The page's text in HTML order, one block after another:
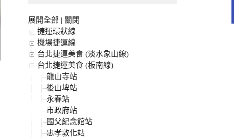
展開全部 | 關閉
捷運環狀線
機場捷運線
台北捷運美食 (淡水象山線)
台北捷運美食 (板南線)
龍山寺站
後山埤站
永春站
市政府站
國父紀念館站
忠孝敦化站